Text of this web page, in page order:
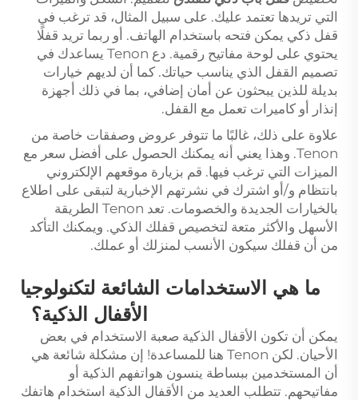
التي تريدها تعتمد عليك. على سبيل المثال، قد ترغب في
قفل ذكي يمكن فتحه باستخدام الهاتف. أو ربما تريد قفلًا
يحتوي على لوحة مفاتيح رقمية. دع Tenon يساعدك في
تصميم القفل الذي يناسب حياتك. كما أن لديهم خيارات
بديلة للذين يبحثون عن أمان إضافي، بما في ذلك أجهزة
إنذار أو كاميرات تعمل مع القفل.
علاوة على ذلك، غالبًا ما تتوفر عروض وصفقات خاصة من
Tenon. وهذا يعني أنه يمكنك الحصول على أفضل سعر مع
الميزات التي ترغب فيها. قم بزيارة موقعهم الإلكتروني
بانتظام و/أو اشترك في نشرتهم الإخبارية لتبقى على اطلاع
بالخيارات الجديدة والخصومات. تعد Tenon الطريقة
الأسهل والأكثر متعة لتخصيص قفلك الذكي. ويمكنك التأكد
من أن قفلك سيكون الأنسب لمنزلك أو عملك.
ما هي الاستخدامات الشائعة لتكنولوجيا
الأقفال الذكية؟
يمكن أن تكون الأقفال الذكية صعبة الاستخدام في بعض
الأحيان. لكن Tenon هنا للمساعدة! إن مشكلة شائعة هي
أن المستخدمين ببساطة ينسون هواتفهم الذكية أو
مفاتيحهم. تتطلب العديد من الأقفال الذكية استخدام هاتفك